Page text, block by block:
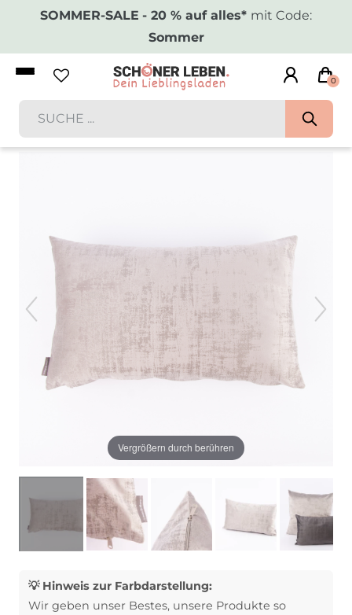
SOMMER-SALE - 20 % auf alles* mit Code:
Sommer
0
Vergrößern durch berühren
💡 Hinweis zur Farbdarstellung:
Wir geben unser Bestes, unsere Produkte so